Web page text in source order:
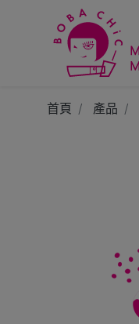
首頁 產品